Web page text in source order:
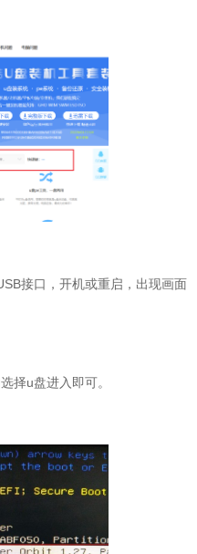
接口，开机或重启，出现画面
择u盘进入即可。